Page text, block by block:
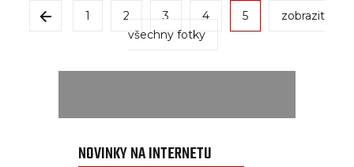
1 2 3 4 5
zobrazit
všechny fotky
NOVINKY NA INTERNETU